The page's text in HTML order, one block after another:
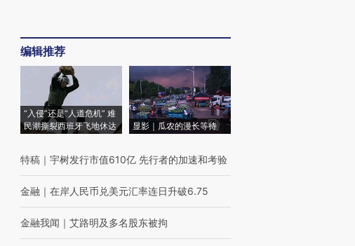
编辑推荐
“入侵”还是“人道危机” 难
民潮撕裂西班牙飞地休达
显影｜瓜农的漫长等待
特稿 ｜ 宇树发行市值610亿 先行者的加速和考验
金融 ｜ 在岸人民币兑美元汇率连日升破6.75
金融我闻 ｜ 艾路明及多名股东被拘